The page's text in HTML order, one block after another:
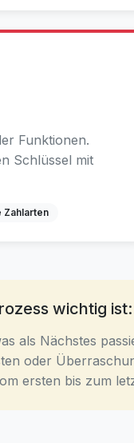
Funktionen.
Schlüssel mit
Zahlarten
wichtig ist:
als Nächstes
oder
ersten bis zum